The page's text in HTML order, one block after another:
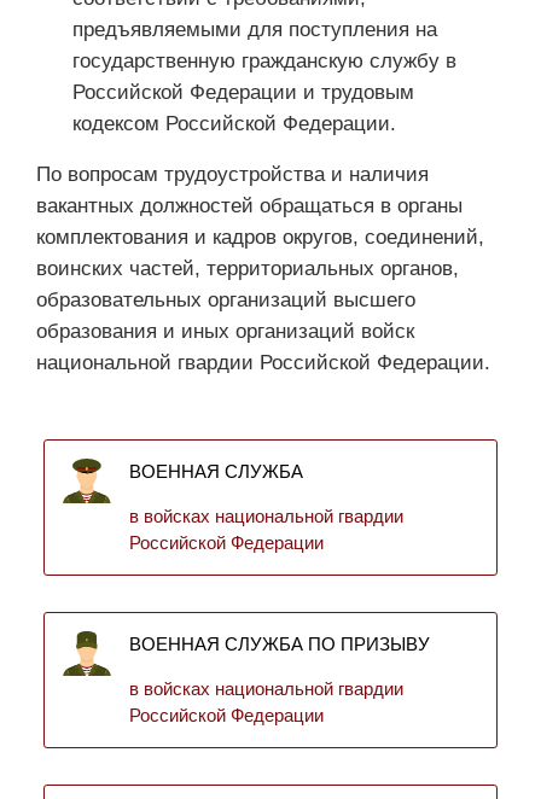
предъявляемыми для поступления на
государственную гражданскую службу в
Российской Федерации и трудовым
кодексом Российской Федерации.
По вопросам трудоустройства и наличия
вакантных должностей обращаться в органы
комплектования и кадров округов, соединений,
воинских частей, территориальных органов,
образовательных организаций высшего
образования и иных организаций войск
национальной гвардии Российской Федерации.
ВОЕННАЯ СЛУЖБА
в войсках национальной гвардии
Российской Федерации
ВОЕННАЯ СЛУЖБА ПО ПРИЗЫВУ
в войсках национальной гвардии
Российской Федерации